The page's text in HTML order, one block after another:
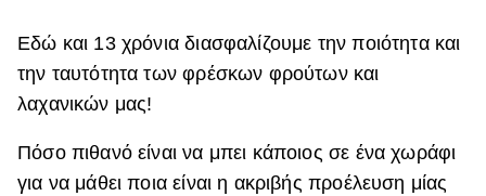
Cooking
Green
Εδώ και 13 χρόνια διασφαλίζουμε την ποιότητα και
την ταυτότητα των φρέσκων φρούτων και
λαχανικών μας!
Πόσο πιθανό είναι να μπει κάποιος σε ένα χωράφι
για να μάθει ποια είναι η ακριβής προέλευση μίας